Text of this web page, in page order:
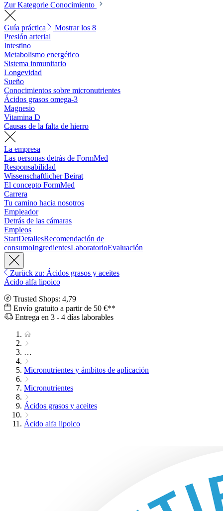
Zur Kategorie Conocimiento
Guía práctica
Mostrar los 8
Presión arterial
Intestino
Metabolismo energético
Sistema inmunitario
Longevidad
Sueño
Conocimientos sobre micronutrientes
Ácidos grasos omega-3
Magnesio
Vitamina D
Causas de la falta de hierro
La empresa
Las personas detrás de FormMed
Responsabilidad
Wissenschaftlicher Beirat
El concepto FormMed
Carrera
Tu camino hacia nosotros
Empleador
Detrás de las cámaras
Empleos
StartDetallesRecomendación de
consumoIngredientesLaboratorioEvaluación
Zurück zu: Ácidos grasos y aceites
Ácido alfa lipoico
Trusted Shops: 4,79
Envío gratuito a partir de 50 €**
Entrega en 3 - 4 días laborables
…
Micronutrientes y ámbitos de aplicación
Micronutrientes
Ácidos grasos y aceites
Ácido alfa lipoico